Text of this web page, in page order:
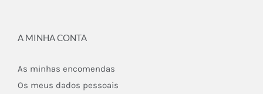
A MINHA CONTA
As minhas encomendas
Os meus dados pessoais